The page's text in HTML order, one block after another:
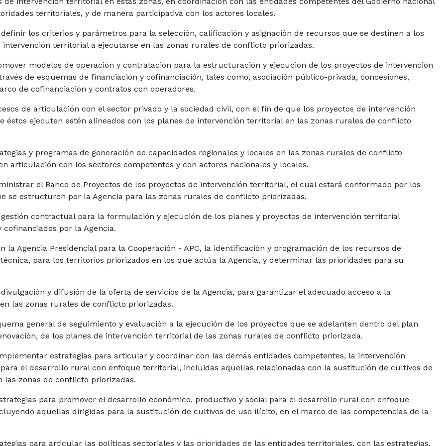
territoriales, y de manera participativa con los actores locales.
los criterios y parámetros para la selección, calificación y asignación de recursos que se destinen a los
intervención territorial a ejecutarse en las zonas rurales de conflicto priorizadas.
modelos de operación y contratación para la estructuración y ejecución de los proyectos de intervención
de esquemas de financiación y cofinanciación, tales como, asociación público-privada, concesiones,
de cofinanciación y contratos con operadores.
de articulación con el sector privado y la sociedad civil, con el fin de que los proyectos de intervención
éstos ejecuten estén alineados con los planes de intervención territorial en las zonas rurales de conflicto
y programas de generación de capacidades regionales y locales en las zonas rurales de conflicto
articulación con los sectores competentes y con actores nacionales y locales.
el Banco de Proyectos de los proyectos de intervención territorial, el cual estará conformado por los
se estructuren por la Agencia para las zonas rurales de conflicto priorizadas.
contractual para la formulación y ejecución de los planes y proyectos de intervención territorial
cofinanciados por la Agencia.
la Agencia Presidencial para la Cooperación - APC, la identificación y programación de los recursos de
para los territorios priorizados en los que actúa la Agencia, y determinar las prioridades para su
y difusión de la oferta de servicios de la Agencia, para garantizar el adecuado acceso a la
las zonas rurales de conflicto priorizadas.
general de seguimiento y evaluación a la ejecución de los proyectos que se adelanten dentro del plan
de los planes de intervención territorial de las zonas rurales de conflicto priorizada.
estrategias para articular y coordinar con las demás entidades competentes, la intervención
el desarrollo rural con enfoque territorial, incluidas aquellas relacionadas con la sustitución de cultivos de
las zonas de conflicto priorizadas.
para promover el desarrollo económico, productivo y social para el desarrollo rural con enfoque
aquellas dirigidas para la sustitución de cultivos de uso ilícito, en el marco de las competencias de la
para articular las políticas sectoriales y las prioridades de las entidades territoriales, con las estrategias,